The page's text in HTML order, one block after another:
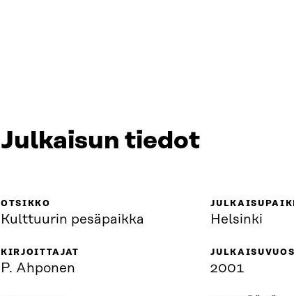
Julkaisun tiedot
OTSIKKO
Kulttuurin pesäpaikka
KIRJOITTAJAT
P. Ahponen
Helsinki
2001